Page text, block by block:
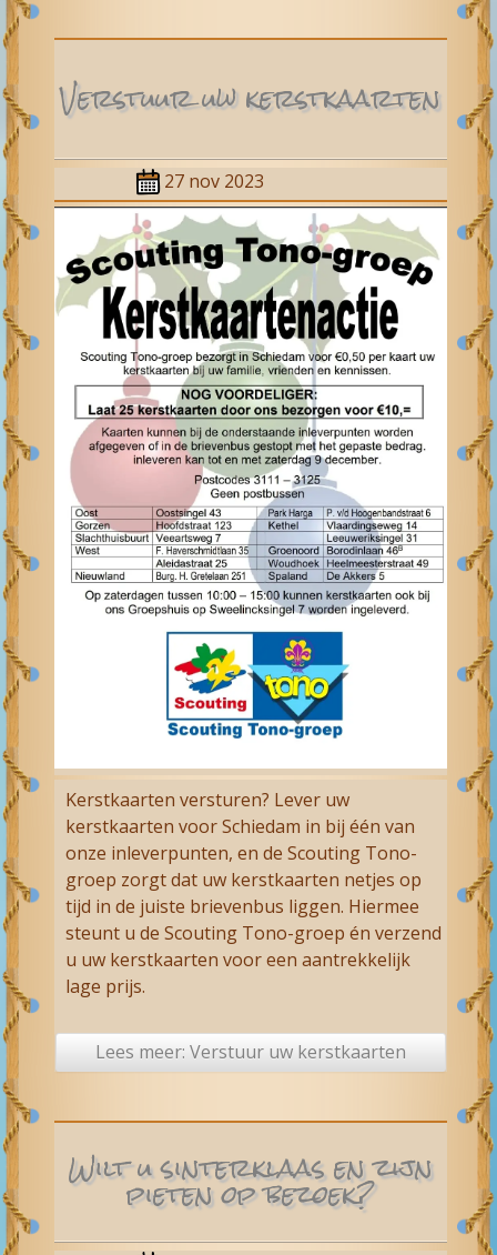
Verstuur uw kerst­kaarten
27 nov 2023
Kerstkaarten versturen? Lever uw
kerstkaarten voor Schiedam in bij één van
onze inleverpunten, en de Scouting Tono-
groep zorgt dat uw kerstkaarten netjes op
tijd in de juiste brievenbus liggen. Hiermee
steunt u de Scouting Tono-groep én verzend
u uw kerstkaarten voor een aantrekkelijk
lage prijs.
Lees meer: Verstuur uw kerst­kaarten
Wilt u sinterklaas en zijn
pieten op bezoek?